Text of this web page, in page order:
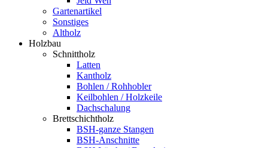
Gartenartikel
Sonstiges
Altholz
Holzbau
Schnittholz
Latten
Kantholz
Bohlen / Rohhobler
Keilbohlen / Holzkeile
Dachschalung
Brettschichtholz
BSH-ganze Stangen
BSH-Anschnitte